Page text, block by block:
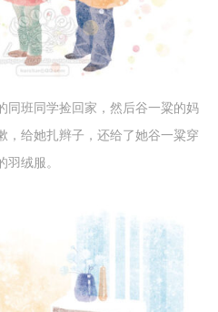
同班同学捡回家，然后谷一粱的妈
，给她扎辫子，还给了她谷一粱穿
羽绒服。